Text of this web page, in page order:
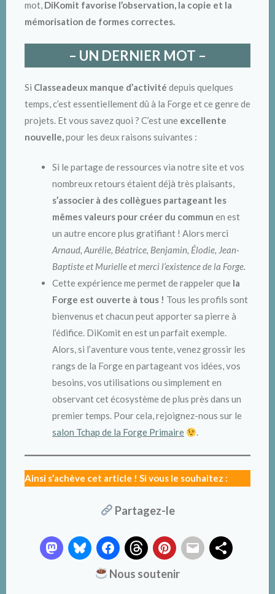
mot, DiKomit favorise l’observation, la copie et la
mémorisation de formes correctes.
– UN DERNIER MOT –
Si Classeadeux manque d’activité depuis quelques
temps, c’est essentiellement dû à la Forge et ce genre de
projets. Et vous savez quoi ? C’est une excellente
nouvelle, pour les deux raisons suivantes :
Si le partage de ressources via notre site et vos
nombreux retours étaient déjà très plaisants,
s’associer à des collègues partageant les
mêmes valeurs pour créer du commun en est
un autre encore plus gratifiant ! Alors merci
Arnaud, Aurélie, Béatrice, Benjamin, Élodie, Jean-
Baptiste et Murielle et merci l’existence de la Forge.
Cette expérience me permet de rappeler que la
Forge est ouverte à tous ! Tous les profils sont
bienvenus et chacun peut apporter sa pierre à
l’édifice. DiKomit en est un parfait exemple.
Alors, si l’aventure vous tente, venez grossir les
rangs de la Forge en partageant vos idées, vos
besoins, vos utilisations ou simplement en
observant cet écosystème de plus près dans un
premier temps. Pour cela, rejoignez-nous sur le
salon Tchap de la Forge Primaire
.
Ainsi s’achève cet article ! Si vous le souhaitez :
Partagez-le
Nous soutenir